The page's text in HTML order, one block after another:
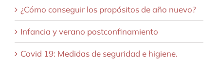
¿Cómo conseguir los propósitos de año nuevo?
Infancia y verano postconfinamiento
Covid 19: Medidas de seguridad e higiene.